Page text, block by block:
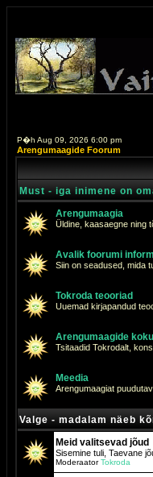
P�h Aug 09, 2026 6:00 pm
Arengumaagide Foorum
Must - iga inimene on
Arengumaagia
Üldine, kaasaegne ning
Avalik foorumi
Siin on seadused, mida
Tokroda teooriad
Uuemad kirjapandud
Arengumaagide
Tsitaadid Tokrodalt,
Meedia
Arengumaagiat
Valge - madalam näeb
Meid valitsevad jõud
Sisemine tuli, Taevane
ModeraatorTokroda